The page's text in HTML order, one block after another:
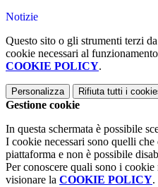
Notizie
Questo sito o gli strumenti terzi
cookie necessari al
COOKIE POLICY.
Personalizza Rifiuta tutti i
Gestione cookie
In questa schermata è possibile
I cookie necessari sono quelli
piattaforma e non è possibile
Per conoscere quali sono i
visionare la COOKIE POLICY.